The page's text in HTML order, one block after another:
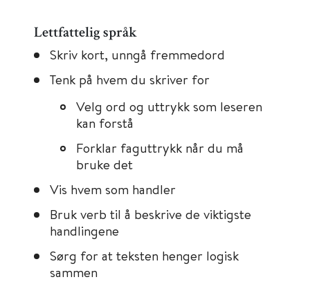
Lettfattelig språk
Skriv kort, unngå fremmedord
Tenk på hvem du skriver for
Velg ord og uttrykk som leseren
kan forstå
Forklar faguttrykk når du må
bruke det
Vis hvem som handler
Bruk verb til å beskrive de viktigste
handlingene
Sørg for at teksten henger logisk
sammen